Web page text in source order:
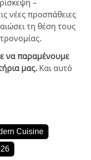
–
νέες προσπάθειες
τη θέση τους
να παραμένουμε
μας. Και αυτό
Cuisine